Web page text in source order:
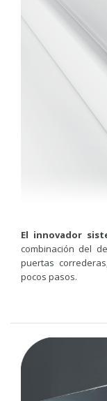
El innovador
combinación del
puertas
pocos pasos.